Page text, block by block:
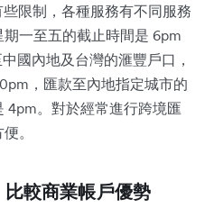
限制，各種服務有不同服務
一至五的截止時間是 6pm
國內地及台灣的滙豐戶口，
，匯款至內地指定城市的
4pm。對於經常進行跨境匯
。
較商業帳戶優勢